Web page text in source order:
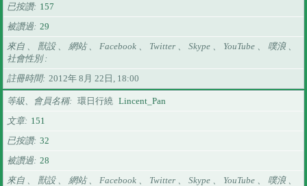
已按讚
157
被讚過 29
來自 、 獸設 、 網站 、 Facebook 、 Twitter 、 Skype 、 YouTube 、 噗浪 、
社會性別
註冊時間
2012年 8月 22日, 18:00
等級、會員名稱 環日行繞 Lincent_Pan
文章
151
已按讚 32
被讚過 28
來自 、 獸設 、 網站 、 Facebook 、 Twitter 、 Skype 、 YouTube 、 噗浪 、